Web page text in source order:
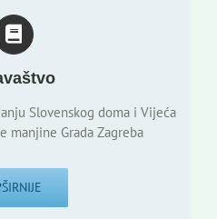
Slovenskog doma i Vijeća
manjine Grada Zagreba